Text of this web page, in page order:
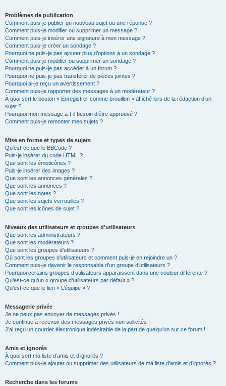
Problèmes de publication
Comment puis-je publier un nouveau sujet ou une réponse ?
Comment puis-je modifier ou supprimer un message ?
Comment puis-je insérer une signature à mon message ?
Comment puis-je créer un sondage ?
Pourquoi ne puis-je pas ajouter plus d’options à un sondage ?
Comment puis-je modifier ou supprimer un sondage ?
Pourquoi ne puis-je pas accéder à un forum ?
Pourquoi ne puis-je pas transférer de pièces jointes ?
Pourquoi ai-je reçu un avertissement ?
Comment puis-je rapporter des messages à un modérateur ?
À quoi sert le bouton « Enregistrer comme brouillon » affiché lors de la rédaction d’un
sujet ?
Pourquoi mon message a-t-il besoin d’être approuvé ?
Comment puis-je remonter mes sujets ?
Mise en forme et types de sujets
Qu’est-ce que le BBCode ?
Puis-je insérer du code HTML ?
Que sont les émoticônes ?
Puis-je insérer des images ?
Que sont les annonces générales ?
Que sont les annonces ?
Que sont les notes ?
Que sont les sujets verrouillés ?
Que sont les icônes de sujet ?
Niveaux des utilisateurs et groupes d’utilisateurs
Que sont les administrateurs ?
Que sont les modérateurs ?
Que sont les groupes d’utilisateurs ?
Où sont les groupes d’utilisateurs et comment puis-je en rejoindre un ?
Comment puis-je devenir le responsable d’un groupe d’utilisateurs ?
Pourquoi certains groupes d’utilisateurs apparaissent dans une couleur différente ?
Qu’est-ce qu’un « groupe d’utilisateurs par défaut » ?
Qu’est-ce que le lien « L’équipe » ?
Messagerie privée
Je ne peux pas envoyer de messages privés !
Je continue à recevoir des messages privés non sollicités !
J’ai reçu un courrier électronique indésirable de la part de quelqu’un sur ce forum !
Amis et ignorés
À quoi sert ma liste d’amis et d’ignorés ?
Comment puis-je ajouter ou supprimer des utilisateurs de ma liste d’amis et d’ignorés ?
Recherche dans les forums